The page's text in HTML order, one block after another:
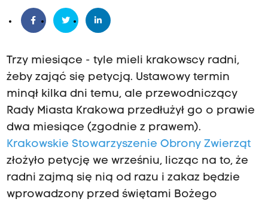
Trzy miesiące - tyle mieli krakowscy radni,
żeby zająć się petycją. Ustawowy termin
minął kilka dni temu, ale przewodniczący
Rady Miasta Krakowa przedłużył go o prawie
dwa miesiące (zgodnie z prawem).
Krakowskie Stowarzyszenie Obrony Zwierząt
złożyło petycję we wrześniu, licząc na to, że
radni zajmą się nią od razu i zakaz będzie
wprowadzony przed świętami Bożego